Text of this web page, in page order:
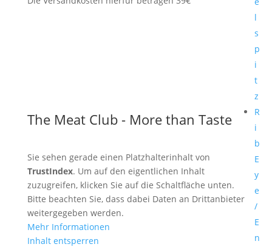
l
s
p
i
t
z
R
i
b
E
y
e
/
E
n
The Meat Club - More than Taste
Sie sehen gerade einen Platzhalterinhalt von
TrustIndex. Um auf den eigentlichen Inhalt
zuzugreifen, klicken Sie auf die Schaltfläche unten.
Bitte beachten Sie, dass dabei Daten an Drittanbieter
weitergegeben werden.
Mehr Informationen
Inhalt entsperren